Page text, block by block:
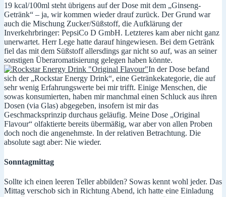
19 kcal/100ml steht übrigens auf der Dose mit dem „Ginseng-
Getränk“ – ja, wir kommen wieder drauf zurück. Der Grund war
auch die Mischung Zucker/Süßstoff, die Aufklärung der
Inverkehrbringer: PepsiCo D GmbH. Letzteres kam aber nicht ganz
unerwartet. Herr Lege hatte darauf hingewiesen. Bei dem Getränk
fiel das mit dem Süßstoff allersdings gar nicht so auf, was an seiner
sonstigen Überaromatisierung gelegen haben könnte.
In der Dose befand
sich der „Rockstar Energy Drink“, eine Getränkekategorie, die auf
sehr wenig Erfahrungswerte bei mir trifft. Einige Menschen, die
sowas konsumierten, haben mir manchmal einen Schluck aus ihren
Dosen (via Glas) abgegeben, insofern ist mir das
Geschmacksprinzip durchaus geläufig. Meine Dose „Original
Flavour“ olfaktierte bereits übermäßig, war aber von allen Proben
doch noch die angenehmste. In der relativen Betrachtung. Die
absolute sagt aber: Nie wieder.
Sonntagmittag
Sollte ich einen leeren Teller abbilden? Sowas kennt wohl jeder. Das
Mittag verschob sich in Richtung Abend, ich hatte eine Einladung